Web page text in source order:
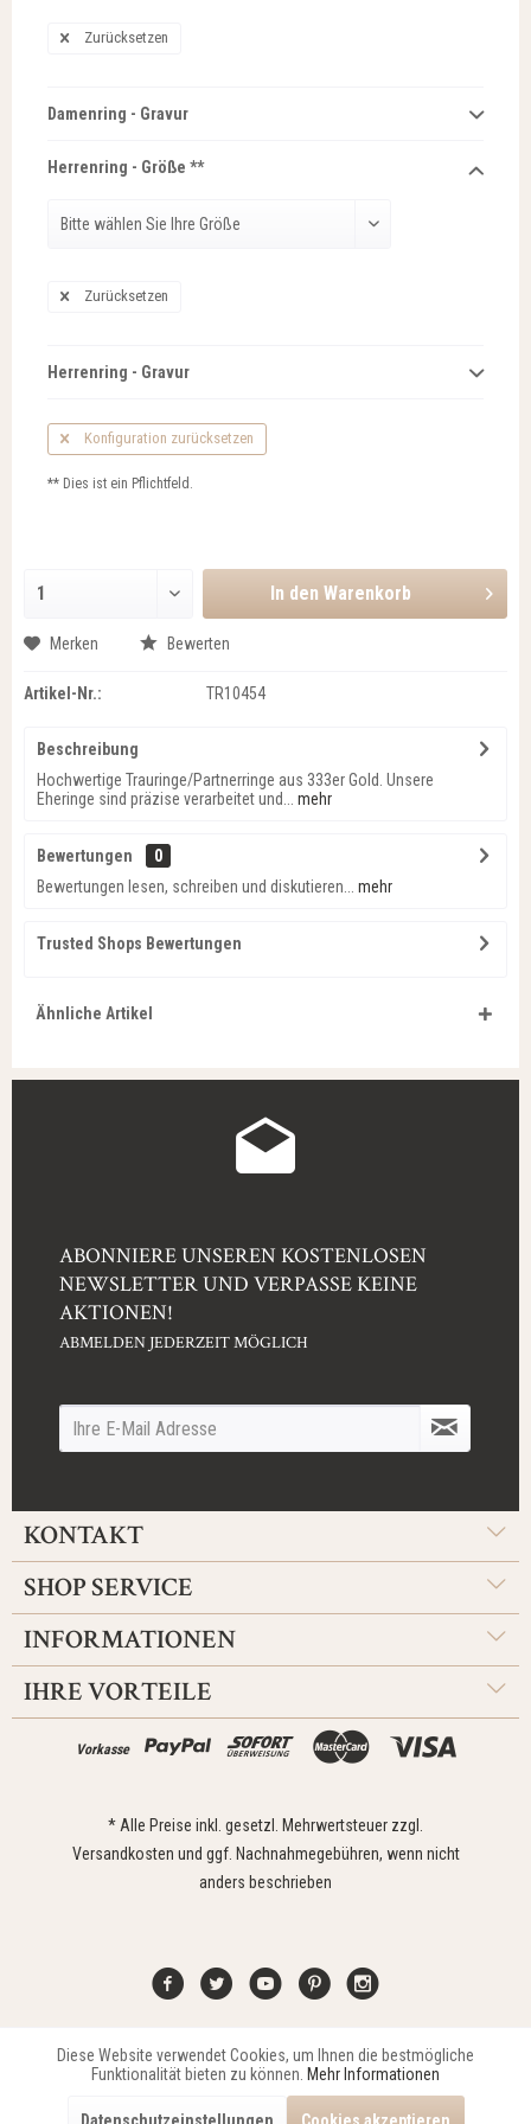
Zurücksetzen
Damenring - Gravur
Herrenring - Größe **
Zurücksetzen
Herrenring - Gravur
Konfiguration zurücksetzen
** Dies ist ein Pflichtfeld.
In den Warenkorb
Merken Bewerten
Artikel-Nr.: TR10454
Beschreibung
Hochwertige Trauringe/Partnerringe aus 333er Gold. Unsere
Eheringe sind präzise verarbeitet und...
mehr
Bewertungen
0
Bewertungen lesen, schreiben und diskutieren...
mehr
Trusted Shops Bewertungen
Ähnliche Artikel
ABONNIERE UNSEREN KOSTENLOSEN
NEWSLETTER UND VERPASSE KEINE
AKTIONEN!
ABMELDEN JEDERZEIT MÖGLICH
KONTAKT
SHOP SERVICE
INFORMATIONEN
IHRE VORTEILE
Vorkasse
* Alle Preise inkl. gesetzl. Mehrwertsteuer zzgl.
Versandkosten und ggf. Nachnahmegebühren, wenn nicht
anders beschrieben
Kontakt Widerrufsrecht Impressum Versand Datenschutz
Funktionale Aktiv
Diese Website verwendet Cookies, um Ihnen die bestmögliche
Funktionalität bieten zu können. Mehr Informationen